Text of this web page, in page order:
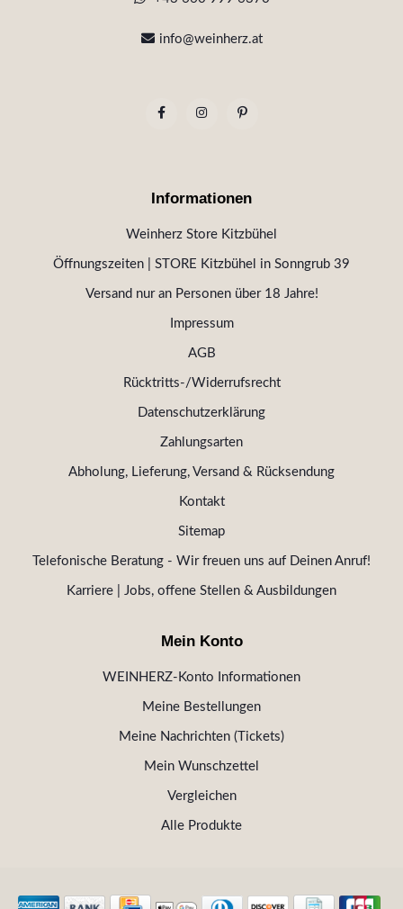
info@weinherz.at
Informationen
Weinherz Store Kitzbühel
Öffnungszeiten | STORE Kitzbühel in Sonngrub 39
Versand nur an Personen über 18 Jahre!
Impressum
AGB
Rücktritts-/Widerrufsrecht
Datenschutzerklärung
Zahlungsarten
Abholung, Lieferung, Versand & Rücksendung
Kontakt
Sitemap
Telefonische Beratung - Wir freuen uns auf Deinen Anruf!
Karriere | Jobs, offene Stellen & Ausbildungen
Mein Konto
WEINHERZ-Konto Informationen
Meine Bestellungen
Meine Nachrichten (Tickets)
Mein Wunschzettel
Vergleichen
Alle Produkte